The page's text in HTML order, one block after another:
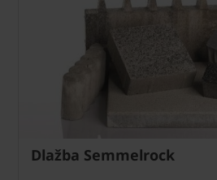
Dlažba Semmelrock